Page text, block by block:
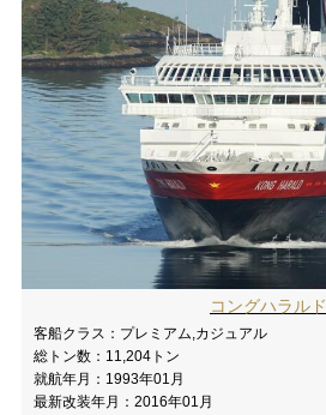
コングハラルド
客船クラス： プレミアム,カジュアル
総トン数： 11,204トン
就航年月： 1993年01月
最新改装年月： 2016年01月